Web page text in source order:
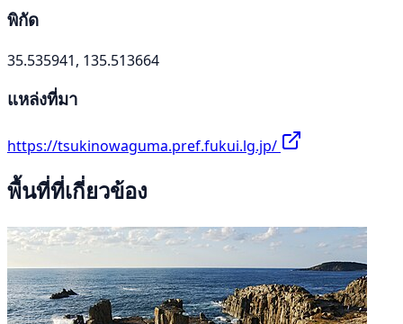
พิกัด
35.535941, 135.513664
แหล่งที่มา
https://tsukinowaguma.pref.fukui.lg.jp/
พื้นที่ที่เกี่ยวข้อง